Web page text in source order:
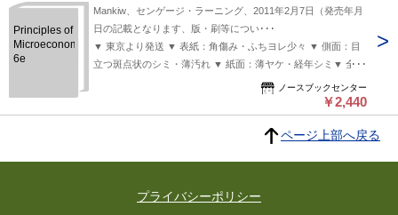
Principles of
Microeconomics
6e
Mankiw、センゲージ・ラーニング、2011年2月7日（発売年月
日の記載となります、版・刷等につい･･･
▼ 東京より発送 ▼ 表紙：角傷み・ふちヨレ少々 ▼ 側面：目
立つ斑点状のシミ・薄汚れ ▼ 紙面：薄ヤケ・経年シミ▼ 全体
的に使用感・経年感、ヤケ・シミ・汚れ等の傷み
ノースブックセンター
￥2,440
ページ上部へ戻る
プライバシーポリシー